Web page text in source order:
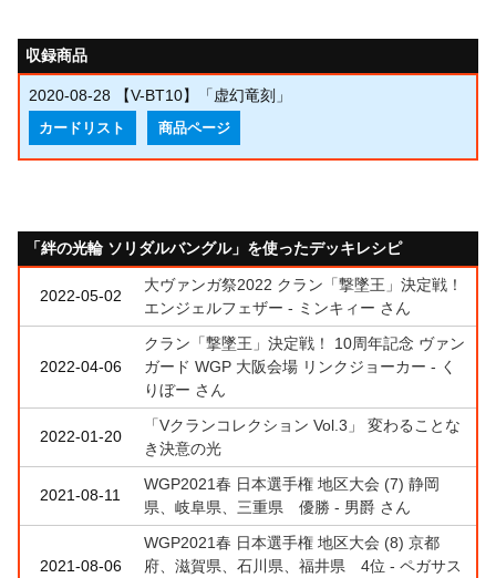
収録商品
2020-08-28 【V-BT10】「虚幻竜刻」
カードリスト 商品ページ
「絆の光輪 ソリダルバングル」を使ったデッキレシピ
2022-05-02
大ヴァンガ祭2022 クラン「撃墜王」決定戦！
エンジェルフェザー - ミンキィー さん
2022-04-06
クラン「撃墜王」決定戦！ 10周年記念 ヴァン
ガード WGP 大阪会場 リンクジョーカー - く
りぼー さん
2022-01-20
「Vクランコレクション Vol.3」 変わることな
き決意の光
2021-08-11
WGP2021春 日本選手権 地区大会 (7) 静岡
県、岐阜県、三重県 優勝 - 男爵 さん
2021-08-06
WGP2021春 日本選手権 地区大会 (8) 京都
府、滋賀県、石川県、福井県 4位 - ペガサス